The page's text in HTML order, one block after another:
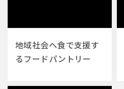
地域社会へ食で支援す
るフードパントリー